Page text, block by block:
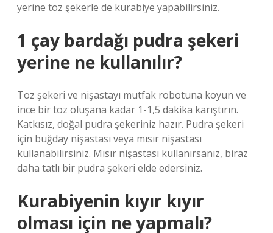
yerine toz şekerle de kurabiye yapabilirsiniz.
1 çay bardağı pudra şekeri
yerine ne kullanılır?
Toz şekeri ve nişastayı mutfak robotuna koyun ve
ince bir toz oluşana kadar 1-1,5 dakika karıştırın.
Katkısız, doğal pudra şekeriniz hazır. Pudra şekeri
için buğday nişastası veya mısır nişastası
kullanabilirsiniz. Mısır nişastası kullanırsanız, biraz
daha tatlı bir pudra şekeri elde edersiniz.
Kurabiyenin kıyır kıyır
olması için ne yapmalı?